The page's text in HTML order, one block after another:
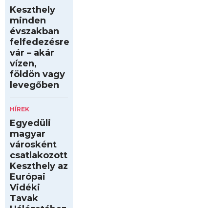
Keszthely
minden
évszakban
felfedezésre
vár – akár
vízen,
földön vagy
levegőben
HÍREK
Egyedüli
magyar
városként
csatlakozott
Keszthely az
Európai
Vidéki
Tavak